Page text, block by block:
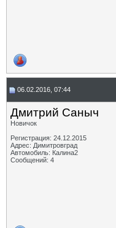
06.02.2016, 07:44
Дмитрий Саныч
Новичок
Регистрация: 24.12.2015
Адрес: Димитровград
Автомобиль: Калина2
Сообщений: 4